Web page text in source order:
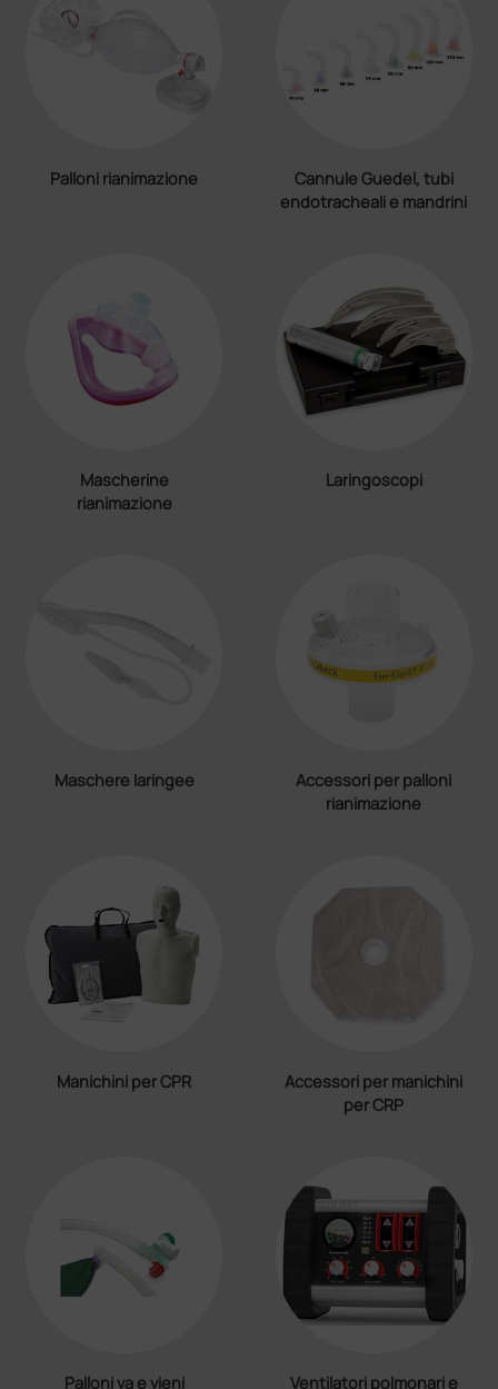
Palloni rianimazione
Cannule Guedel, tubi
endotracheali e mandrini
Mascherine
rianimazione
Laringoscopi
Maschere laringee
Accessori per palloni
rianimazione
Manichini per CPR
Accessori per manichini
per CRP
Palloni va e vieni
Ventilatori polmonari e